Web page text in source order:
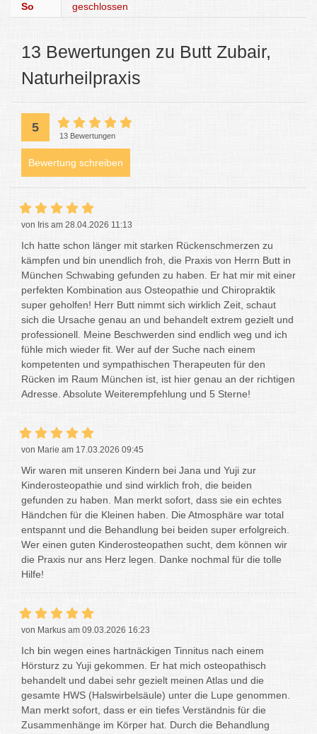
So
geschlossen
13 Bewertungen zu Butt Zubair,
Naturheilpraxis
5
13 Bewertungen
Bewertung schreiben
von Iris am 28.04.2026 11:13
Ich hatte schon länger mit starken Rückenschmerzen zu
kämpfen und bin unendlich froh, die Praxis von Herrn Butt in
München Schwabing gefunden zu haben. Er hat mir mit einer
perfekten Kombination aus Osteopathie und Chiropraktik
super geholfen! Herr Butt nimmt sich wirklich Zeit, schaut
sich die Ursache genau an und behandelt extrem gezielt und
professionell. Meine Beschwerden sind endlich weg und ich
fühle mich wieder fit. Wer auf der Suche nach einem
kompetenten und sympathischen Therapeuten für den
Rücken im Raum München ist, ist hier genau an der richtigen
Adresse. Absolute Weiterempfehlung und 5 Sterne!
von Marie am 17.03.2026 09:45
Wir waren mit unseren Kindern bei Jana und Yuji zur
Kinderosteopathie und sind wirklich froh, die beiden
gefunden zu haben. Man merkt sofort, dass sie ein echtes
Händchen für die Kleinen haben. Die Atmosphäre war total
entspannt und die Behandlung bei beiden super erfolgreich.
Wer einen guten Kinderosteopathen sucht, dem können wir
die Praxis nur ans Herz legen. Danke nochmal für die tolle
Hilfe!
von Markus am 09.03.2026 16:23
Ich bin wegen eines hartnäckigen Tinnitus nach einem
Hörsturz zu Yuji gekommen. Er hat mich osteopathisch
behandelt und dabei sehr gezielt meinen Atlas und die
gesamte HWS (Halswirbelsäule) unter die Lupe genommen. ​
Man merkt sofort, dass er ein tiefes Verständnis für die
Zusammenhänge im Körper hat. Durch die Behandlung